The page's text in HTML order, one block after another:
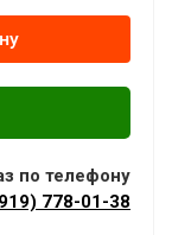
по телефону
778-01-38